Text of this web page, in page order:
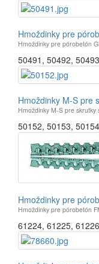
Hmoždinky pre
Hmoždinky pre pórobetón
50491 , 50492, 50493
Hmoždinky M-S pre
Hmoždinky M-S pre skrutky
50152, 50153, 50154
Hmoždinky pre
Hmoždinky pre pórobetón
61224, 61225, 61226